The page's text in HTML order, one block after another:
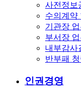
사전정보
수의계약
기관장 업
부서장 업
내부감사
반부패
인권경영